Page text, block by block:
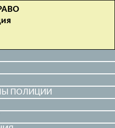
ПОЛИЦИИ